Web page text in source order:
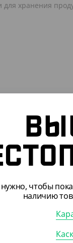
хранения
19, 400 мл, с
чтобы
наличию